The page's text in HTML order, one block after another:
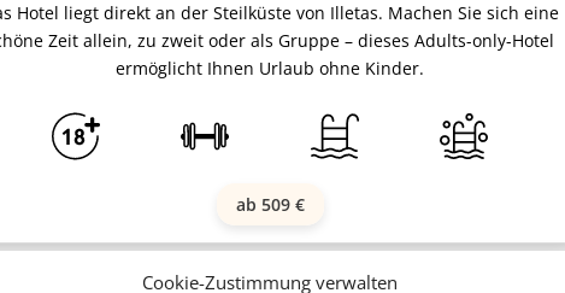
Cookie-Zustimmung verwalten
Hotel liegt direkt an der Steilküste von Illetas. Machen Sie sich eine
Zeit allein, zu zweit oder als Gruppe – dieses Adults-only-Hotel
ermöglicht Ihnen Urlaub ohne Kinder.
ab 509 €